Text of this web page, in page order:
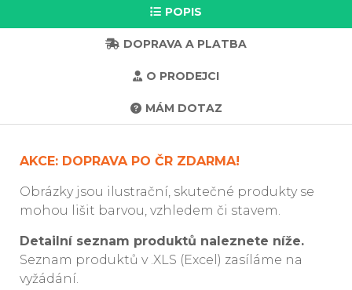
POPIS
DOPRAVA A PLATBA
O PRODEJCI
MÁM DOTAZ
AKCE: DOPRAVA PO ČR ZDARMA!
Obrázky jsou ilustrační, skutečné produkty se
mohou lišit barvou, vzhledem či stavem.
Detailní seznam produktů naleznete níže.
Seznam produktů v .XLS (Excel) zasíláme na
vyžádání.